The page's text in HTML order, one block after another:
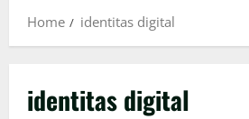
Home identitas digital
identitas digital